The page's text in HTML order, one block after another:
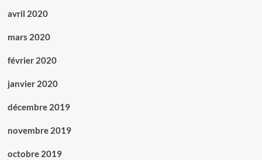
avril 2020
mars 2020
février 2020
janvier 2020
décembre 2019
novembre 2019
octobre 2019